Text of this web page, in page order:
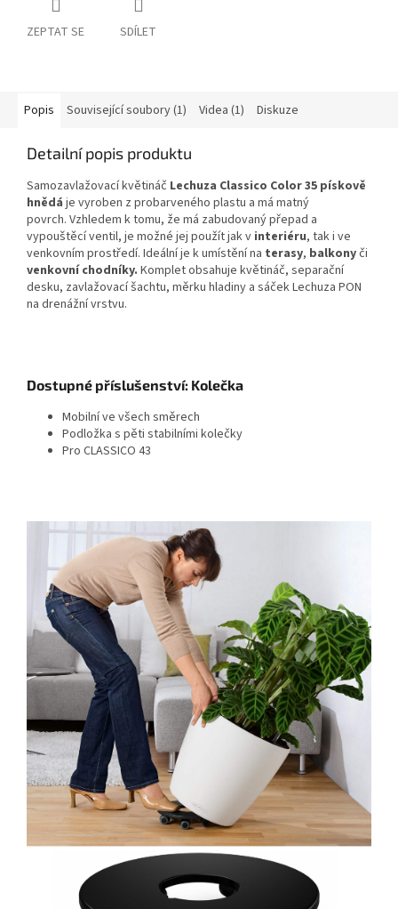
ZEPTAT SE SDÍLET
Popis Související soubory (1) Videa (1) Diskuze
Detailní popis produktu
Samozavlažovací květináč Lechuza Classico Color 35 pískově
hnědá je vyroben z probarveného plastu a má matný
povrch. Vzhledem k tomu, že má zabudovaný přepad a
vypouštěcí ventil, je možné jej použít jak v interiéru, tak i ve
venkovním prostředí. Ideální je k umístění na terasy, balkonyči
venkovní chodníky. Komplet obsahuje květináč, separační
desku, zavlažovací šachtu, měrku hladiny a sáček Lechuza PON
na drenážní vrstvu.
Dostupné příslušenství: Kolečka
Mobilní ve všech směrech
Podložka s pěti stabilními kolečky
Pro CLASSICO 43